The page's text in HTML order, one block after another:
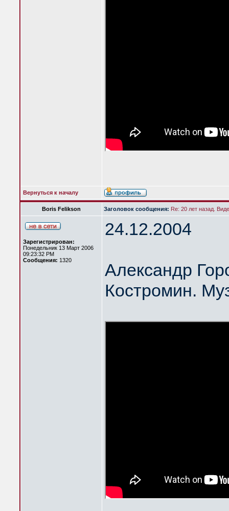
Вернуться к началу
Boris Felikson Заголовок сообщения: Re: 20 лет назад.
Зарегистрирован:
Понедельник 13 Март 2006
09:23:32 PM
Сообщения: 1320
24.12.2004
Александр
Костромин.